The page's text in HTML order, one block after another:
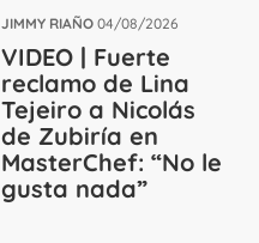
JIMMY RIAÑO 04/08/2026
VIDEO | Fuerte
reclamo de Lina
Tejeiro a Nicolás
de Zubiría en
MasterChef: “No le
gusta nada”